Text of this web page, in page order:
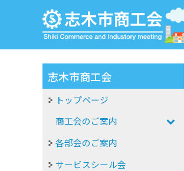
志木市商工会
トップページ
商工会のご案内
各部会のご案内
サービスシール会